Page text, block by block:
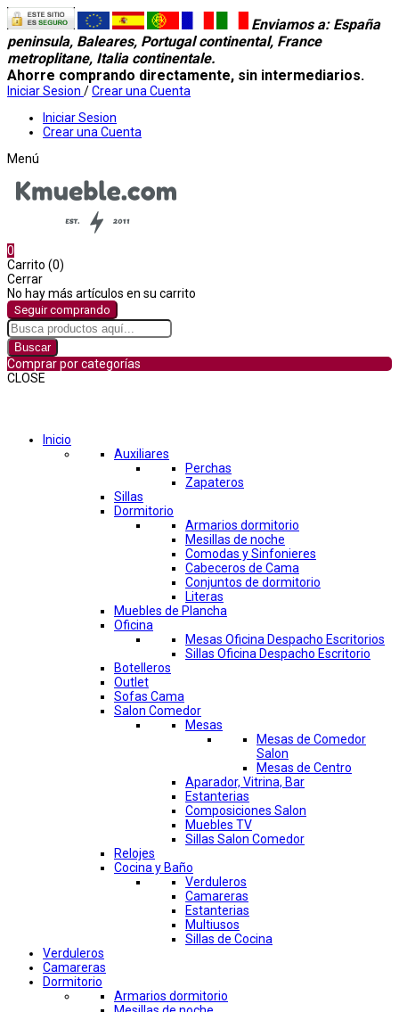
Enviamos a: España
peninsula, Baleares, Portugal continental, France
metroplitane, Italia continentale.
Ahorre comprando directamente, sin intermediarios.
Iniciar Sesion /Crear una Cuenta
Iniciar Sesion
Crear una Cuenta
Menú
0
Carrito (0)
Cerrar
No hay más artículos en su carrito
Seguir comprando
Buscar
Comprar por categorías
CLOSE
Inicio
Auxiliares
Perchas
Zapateros
Sillas
Dormitorio
Armarios dormitorio
Mesillas de noche
Comodas y Sinfonieres
Cabeceros de Cama
Conjuntos de dormitorio
Literas
Muebles de Plancha
Oficina
Mesas Oficina Despacho Escritorios
Sillas Oficina Despacho Escritorio
Botelleros
Outlet
Sofas Cama
Salon Comedor
Mesas
Mesas de Comedor
Salon
Mesas de Centro
Aparador, Vitrina, Bar
Estanterias
Composiciones Salon
Muebles TV
Sillas Salon Comedor
Relojes
Cocina y Baño
Verduleros
Camareras
Estanterias
Multiusos
Sillas de Cocina
Verduleros
Camareras
Dormitorio
Armarios dormitorio